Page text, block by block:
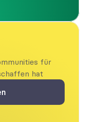
für
hat